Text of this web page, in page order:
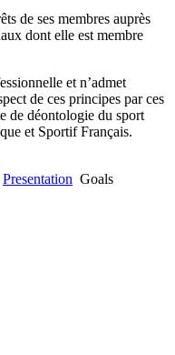
de ses membres auprès
dont elle est membre
et n’admet
de ces principes par ces
de déontologie du sport
et Sportif Français.
Presentation Goals